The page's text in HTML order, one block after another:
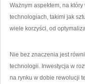
Ważnym aspektem, na
technologiach, takimi‍ jak
wiele korzyści, od
Nie bez znaczenia ⁣jest
technologii. Inwestycja w
na ‍rynku w dobie ‌rewolucji